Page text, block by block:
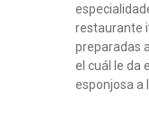
restaurante
preparadas
el cuál le da
esponjosa a